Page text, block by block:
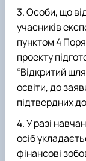
Особи, що
учасників
пунктом 4
проекту
“Відкритий
освіти, до
підтвердних
У разі
осіб
фінансові